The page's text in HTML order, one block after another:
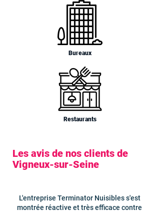
Bureaux
Restaurants
Les avis de nos clients de
Vigneux-sur-Seine
L'entreprise Terminator Nuisibles s'est
montrée réactive et très efficace contre